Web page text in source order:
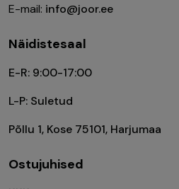
E-mail: info@joor.ee
Näidistesaal
E-R: 9:00-17:00
L-P: Suletud
Põllu 1, Kose 75101, Harjumaa
Ostujuhised